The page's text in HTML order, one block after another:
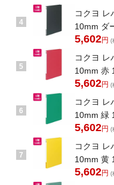
4
コクヨ レ
10mm ダ
5,602円 (
5
コクヨ レ
10mm 赤
5,602円 (
6
コクヨ レ
10mm 緑
5,602円 (
7
コクヨ レ
10mm 黄
5,602円 (